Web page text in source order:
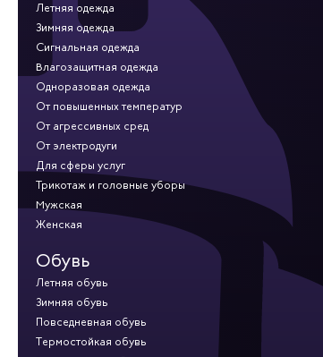
Летняя одежда
Зимняя одежда
Сигнальная одежда
Влагозащитная одежда
Одноразовая одежда
От повышенных температур
От агрессивных сред
От электродуги
Для сферы услуг
Трикотаж и головные уборы
Мужская
Женская
Обувь
Летняя обувь
Зимняя обувь
Повседневная обувь
Термостойкая обувь